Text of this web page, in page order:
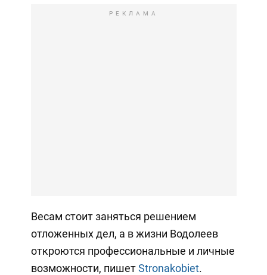
РЕКЛАМА
Весам стоит заняться решением
отложенных дел, а в жизни Водолеев
откроются профессиональные и личные
возможности, пишетStronakobiet.